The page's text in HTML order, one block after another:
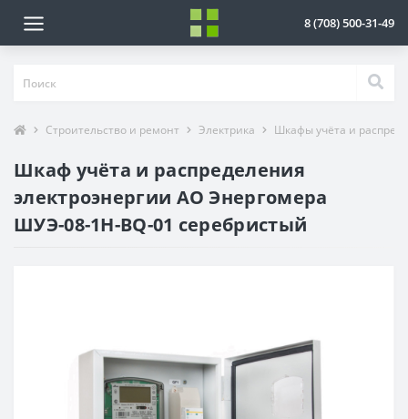
8 (708) 500-31-49
Строительство и ремонт Электрика Шкафы учёта и
Шкаф учёта и распределения
электроэнергии АО Энергомера
ШУЭ-08-1H-BQ-01 серебристый